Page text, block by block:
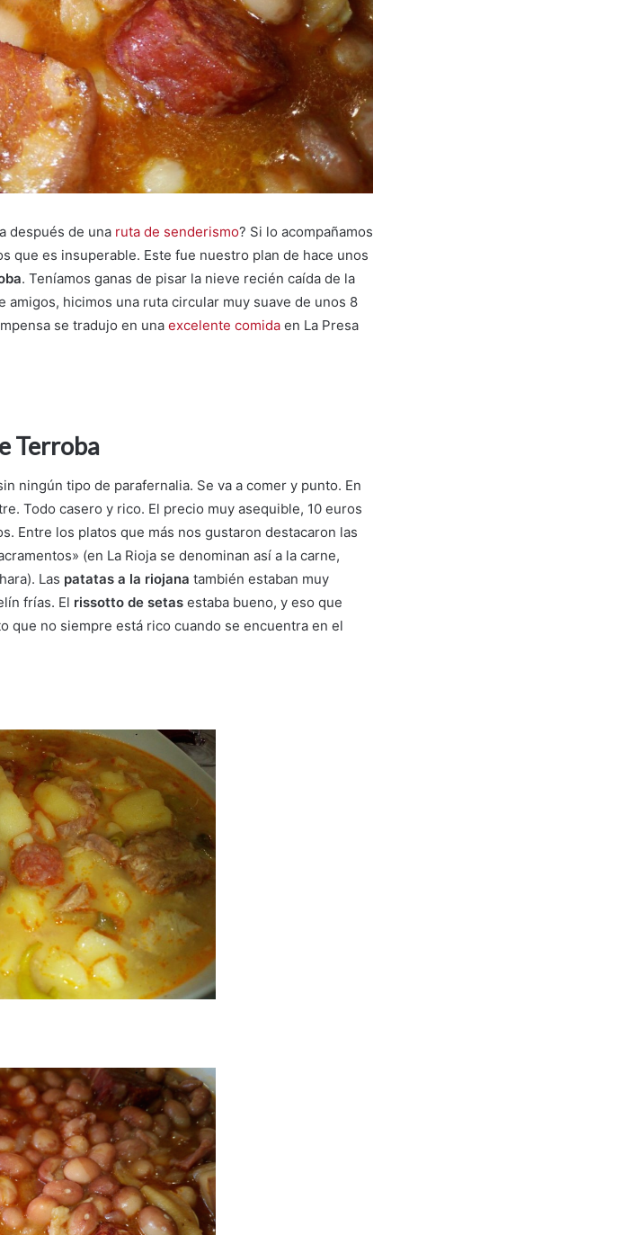
después de una ruta de senderismo? Si lo acompañamos
que es insuperable. Este fue nuestro plan de hace unos
. Teníamos ganas de pisar la nieve recién caída de la
hicimos una ruta circular muy suave de unos 8
se tradujo en una excelente comida en La Presa
Terroba
ningún tipo de parafernalia. Se va a comer y punto. En
Todo casero y rico. El precio muy asequible, 10 euros
Entre los platos que más nos gustaron destacaron las
(en La Rioja se denominan así a la carne,
Las patatas a la riojana también estaban muy
frías. El rissotto de setas estaba bueno, y eso que
que no siempre está rico cuando se encuentra en el